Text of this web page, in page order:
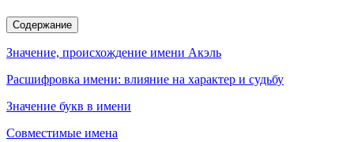
Содержание
Значение, происхождение имени Акэль
Расшифровка имени: влияние на характер и судьбу
Значение букв в имени
Совместимые имена